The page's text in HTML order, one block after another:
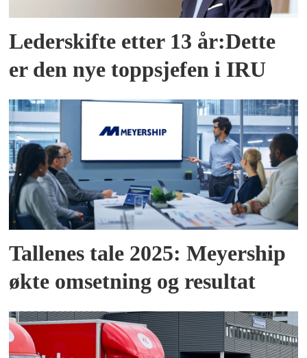
Lederskifte etter 13 år:Dette
er den nye toppsjefen i IRU
Tallenes tale 2025: Meyership
økte omsetning og resultat